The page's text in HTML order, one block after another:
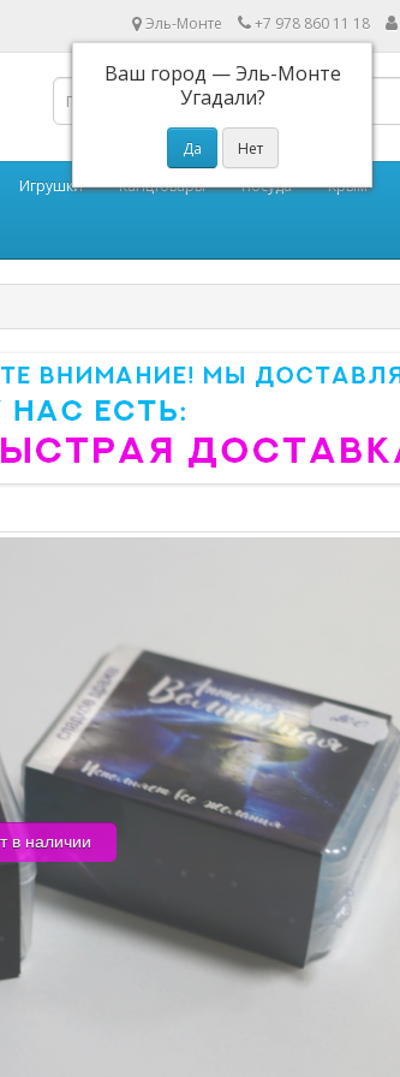
Эль-Монте
Ваш город —Эль-Монте
Угадали?
+7 978 860 11 18
Игрушки Канцтовары Посуда Крым
в наличии